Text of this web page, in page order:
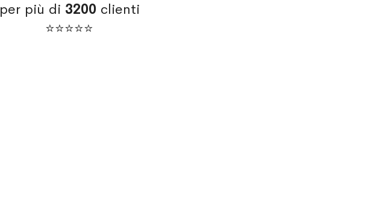
per più di 3200clienti
⭐⭐⭐⭐⭐